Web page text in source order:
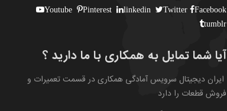
Facebook
Twitter
linkedin
Pinterest
Youtube
tumblr
آیا شما تمایل به همکاری با ما دارید ؟
ایران دیجیتال سرویس آمادگی همکاری در قسمت تعمیرات و
فروش قطعات را دارد